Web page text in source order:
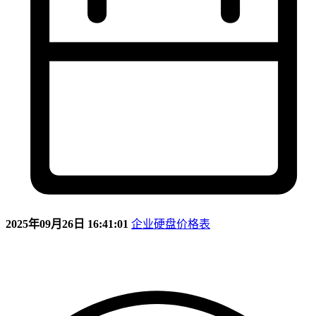
2025年09月26日 16:41:01 企业硬盘价格表